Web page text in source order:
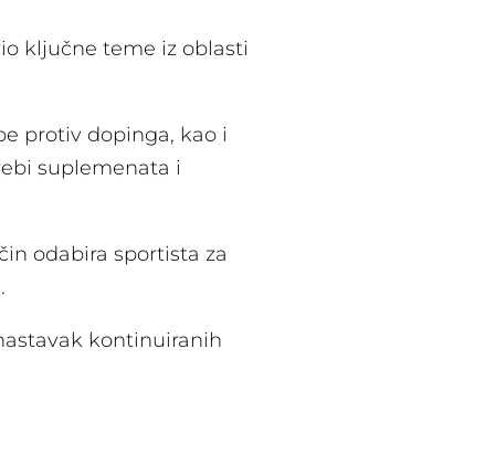
ključne teme iz oblasti
protiv dopinga, kao i
suplemenata i
odabira sportista za
kontinuiranih